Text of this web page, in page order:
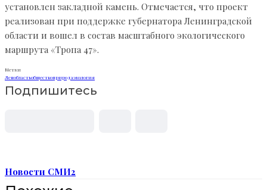
установлен закладной камень. Отмечается, что проект
реализован при поддержке губернатора Ленинградской
области и вошел в состав масштабного экологического
маршрута «Тропа 47».
Метки
Ленобластьобществоприродаэкология
Подпишитесь
Новости СМИ2